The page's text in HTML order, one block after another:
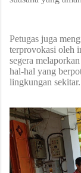
Petugas juga
terprovokasi oleh
segera
hal-hal yang
lingkungan sekitar.